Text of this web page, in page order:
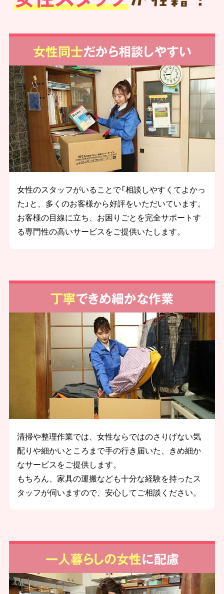
女性同士だから相談しやすい
女性のスタッフがいることで「相談しやすくてよかっ
た」と、多くのお客様から好評をいただいています。
お客様の目線に立ち、お困りごとを完全サポートす
る専門性の高いサービスをご提供いたします。
丁寧できめ細かな作業
清掃や整理作業では、女性ならではのさりげない気
配りや細かいところまで手の行き届いた、きめ細か
なサービスをご提供します。
もちろん、家具の運搬なども十分な経験を持ったス
タッフが伺いますので、安心してご相談ください。
一人暮らしの女性に配慮